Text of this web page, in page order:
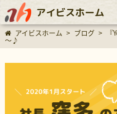
アイビスホーム
アイビスホーム > ブログ >
～♪